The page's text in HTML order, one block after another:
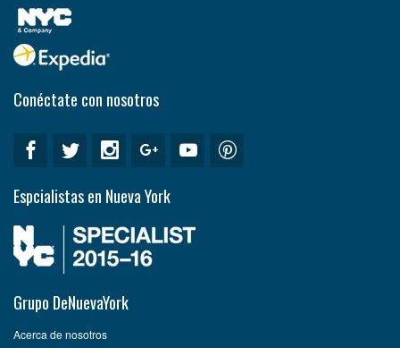
Conéctate con nosotros
Espcialistas en Nueva York
Grupo DeNuevaYork
Acerca de nosotros